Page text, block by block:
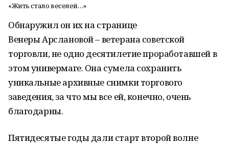
«Жить стало веселей…»
Обнаружил он их на странице
Венеры Арслановой – ветерана советской
торговли, не одно десятилетие проработавшей в
этом универмаге. Она сумела сохранить
уникальные архивные снимки торгового
заведения, за что мы все ей, конечно, очень
благодарны.
Пятидесятые годы дали старт второй волне